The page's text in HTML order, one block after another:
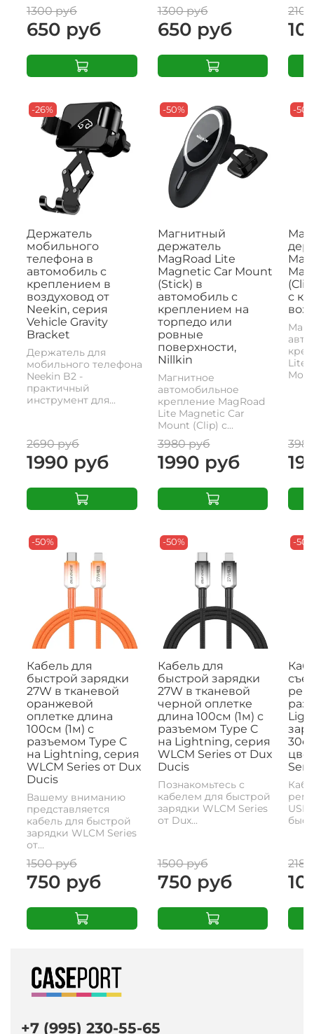
1300 руб
650 руб
1300 руб
650 руб
-26%
Держатель
мобильного
телефона в
автомобиль с
креплением в
воздуховод от
Neekin, серия
Vehicle Gravity
Bracket
Держатель для
мобильного телефона
Neekin B2 -
практичный
инструмент для...
2690 руб
1990 руб
-50%
Магнитный
держатель
MagRoad Lite
Magnetic Car Mount
(Stick) в
автомобиль с
креплением на
торпедо или
ровные
поверхности,
Nillkin
Магнитное
автомобильное
крепление MagRoad
Lite Magnetic Car
Mount (Clip) с...
3980 руб
1990 руб
-
с
Lite
-50%
Кабель для
быстрой зарядки
27W в тканевой
оранжевой
оплетке длина
100см (1м) с
разъемом Type C
на Lightning, серия
WLCM Series от Dux
Ducis
Вашему вниманию
представляется
кабель для быстрой
зарядки WLCM Series
от...
1500 руб
750 руб
-50%
Кабель для
быстрой зарядки
27W в тканевой
черной оплетке
длина 100см (1м) с
разъемом Type C
на Lightning, серия
WLCM Series от Dux
Ducis
Познакомьтесь с
кабелем для быстрой
зарядки WLCM Series
от Dux...
1500 руб
750 руб
-
+7 (995) 230-55-65